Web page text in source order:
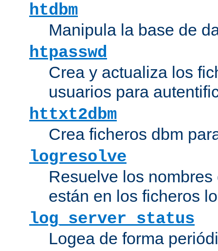
htdbm
Manipula la base de
htpasswd
Crea y actualiza los
usuarios para
httxt2dbm
Crea ficheros dbm
logresolve
Resuelve los
están en los ficheros
log_server_status
Logea de forma